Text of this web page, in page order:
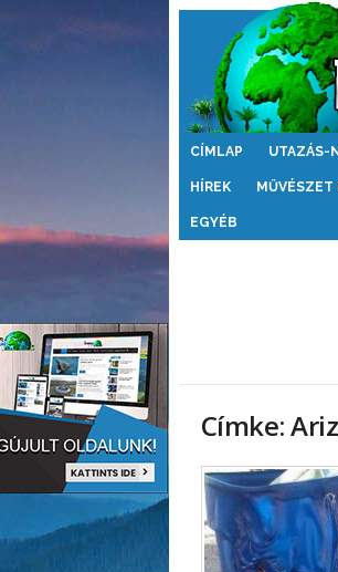
Érdekes
CÍMLAP UTAZÁS-
HÍREK MŰVÉSZET
EGYÉB
Címke: